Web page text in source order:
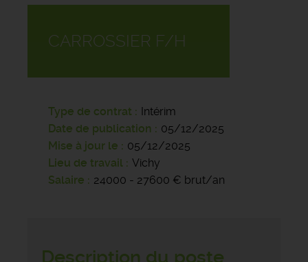
CARROSSIER F/H
Type de contrat
Intérim
Date de publication
05/12/2025
Mise à jour le
05/12/2025
Lieu de travail
Vichy
Salaire
24000 - 27600 € brut/an
Description du poste